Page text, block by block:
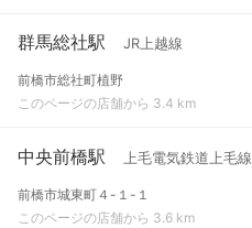
群馬総社駅 JR上越線
前橋市総社町植野
このページの店舗から 3.4 km
中央前橋駅 上毛電気鉄道上毛線
前橋市城東町４-１-１
このページの店舗から 3.6 km